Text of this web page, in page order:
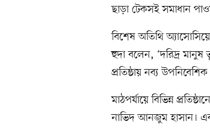
ছাড়া টেকসই সমাধান
বিশেষ অতিথি
হুদা বলেন, ‘দরিদ্র মানুষ
প্রতিষ্ঠায় নব্য
মাঠপর্যায়ে বিভিন্ন
নাভিদ আনজুম হাসান।